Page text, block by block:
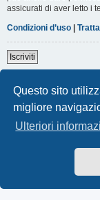
Questo sito
migliore
Ulteriori
assicurati di aver letto i
Condizioni d’uso |
Iscriviti
Indice